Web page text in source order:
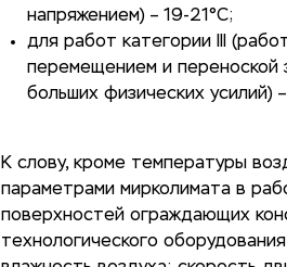
напряжением) – 19-21°С;
для работ категории III
перемещением и переноской
больших физических усилий)
К слову, кроме температуры
параметрами мирколимата в
поверхностей ограждающих
технологического